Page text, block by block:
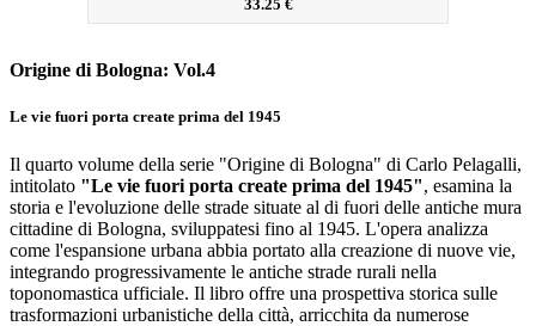
33.25 €
Origine di Bologna: Vol.4
Le vie fuori porta create prima del 1945
Il quarto volume della serie "Origine di Bologna" di Carlo Pelagalli,
intitolato "Le vie fuori porta create prima del 1945", esamina la
storia e l'evoluzione delle strade situate al di fuori delle antiche mura
cittadine di Bologna, sviluppatesi fino al 1945. L'opera analizza
come l'espansione urbana abbia portato alla creazione di nuove vie,
integrando progressivamente le antiche strade rurali nella
toponomastica ufficiale. Il libro offre una prospettiva storica sulle
trasformazioni urbanistiche della città, arricchita da numerose